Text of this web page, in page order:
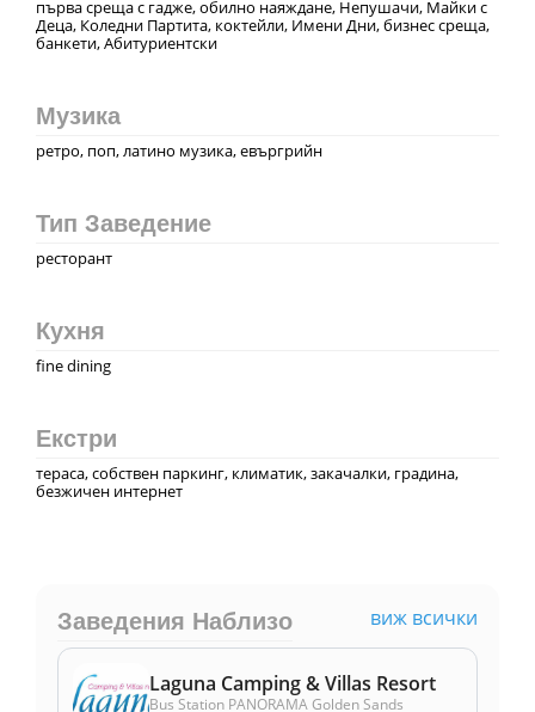
първа среща с гадже, обилно наяждане, Непушачи, Майки с
Деца, Коледни Партита, коктейли, Имени Дни, бизнес среща,
банкети, Абитуриентски
Музика
ретро, поп, латино музика, евъргрийн
Тип Заведение
ресторант
Кухня
fine dining
Екстри
тераса, собствен паркинг, климатик, закачалки, градина,
безжичен интернет
Заведения Наблизо виж всички
Laguna Camping & Villas Resort
Bus Station PANORAMA Golden Sands